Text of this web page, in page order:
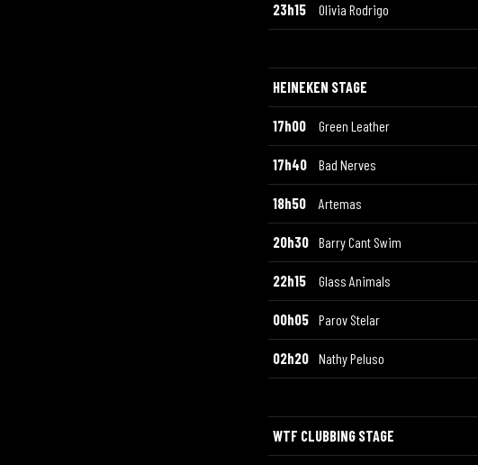
23h15 Olivia Rodrigo
HEINEKEN STAGE
17h00 Green Leather
17h40 Bad Nerves
18h50 Artemas
20h30 Barry Cant Swim
22h15 Glass Animals
00h05 Parov Stelar
02h20 Nathy Peluso
WTF CLUBBING STAGE